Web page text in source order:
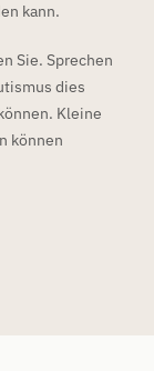
kann.
Sie. Sprechen
dies
Kleine
können